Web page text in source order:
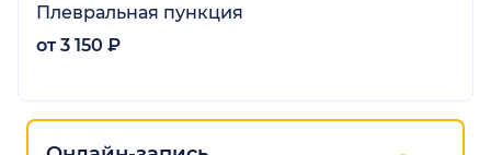
Плевральная пункция
от 3 150 ₽